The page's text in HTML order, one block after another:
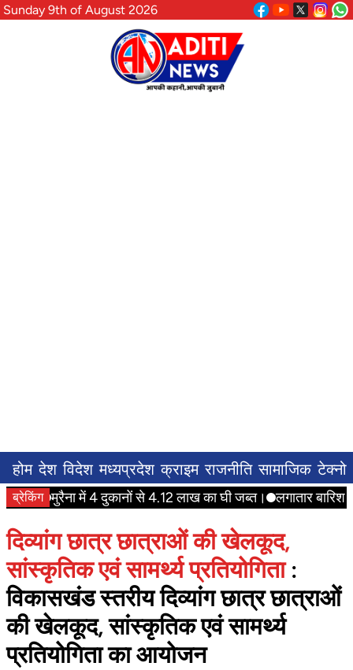
Sunday 9th of August 2026
होम देश विदेश मध्यप्रदेश क्राइम राजनीति सामाजिक
ब्रेकिंगमुरैना में 4 दुकानों से 4.12 लाख का घी जब्त। लगातार बारिश के
दिव्यांग छात्र छात्राओं की खेलकूद,
सांस्कृतिक एवं सामर्थ्य प्रतियोगिता:
विकासखंड स्तरीय दिव्यांग छात्र छात्राओं
की खेलकूद, सांस्कृतिक एवं सामर्थ्य
प्रतियोगिता का आयोजन